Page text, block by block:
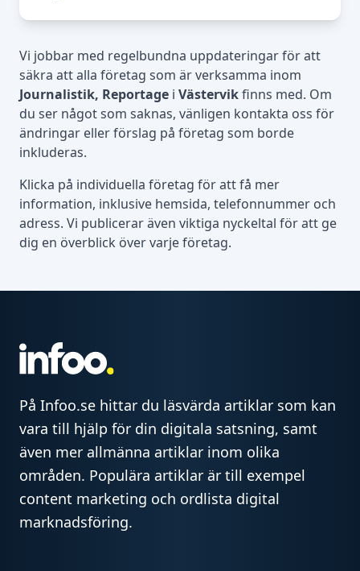
Vi jobbar med regelbundna uppdateringar för att
säkra att alla företag som är verksamma inom
Journalistik, Reportage i Västervikfinns med. Om
du ser något som saknas, vänligen kontakta oss för
ändringar eller förslag på företag som borde
inkluderas.
Klicka på individuella företag för att få mer
information, inklusive hemsida, telefonnummer och
adress. Vi publicerar även viktiga nyckeltal för att ge
dig en överblick över varje företag.
På Infoo.se hittar du läsvärda artiklar som kan
vara till hjälp för din digitala satsning, samt
även mer allmänna artiklar inom olika
områden. Populära artiklar är till exempel
content marketing och ordlista digital
marknadsföring.